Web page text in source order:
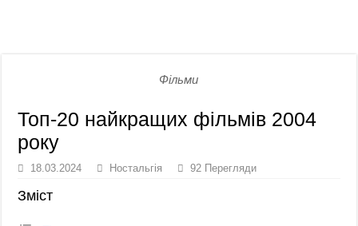
Фільми
Топ-20 найкращих фільмів 2004
року
18.03.2024 Ностальгія 92 Перегляди
Зміст